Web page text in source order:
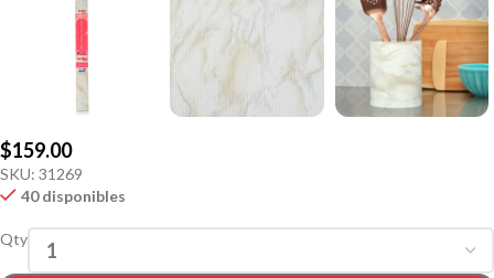
$159.00
SKU: 31269
40 disponibles
Qty